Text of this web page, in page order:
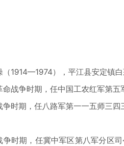
（1914—1974），平江县安定镇
命战争时期，任中国工农红军第
争时期，任八路军第一一五师三
争时期，任冀中军区第八军分区